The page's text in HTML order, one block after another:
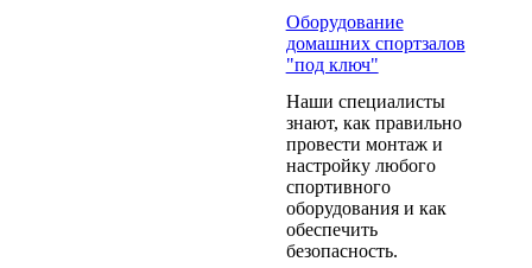
Оборудование
домашних спортзалов
"под ключ"
Наши специалисты
знают, как правильно
провести монтаж и
настройку любого
спортивного
оборудования и как
обеспечить
безопасность.